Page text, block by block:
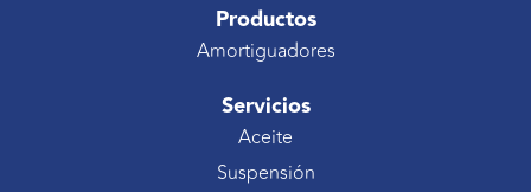
Productos
Amortiguadores
Servicios
Aceite
Suspensión